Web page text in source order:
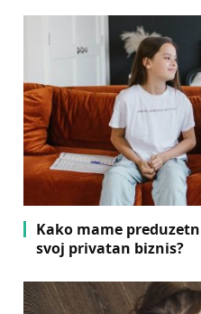
Kako mame
svoj privatan biznis?